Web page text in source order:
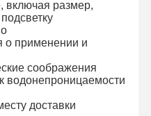
включая размер,
о применении и
соображения
водонепроницаемости
доставки